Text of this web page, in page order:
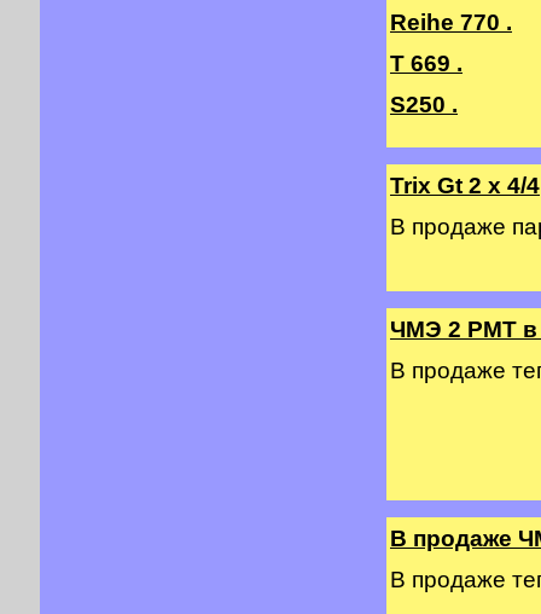
Reihe 770 .
T 669 .
S250 .
Trix Gt 2 х 4/4
В продаже
ЧМЭ 2 PMT
В продаже
В продаже
В продаже